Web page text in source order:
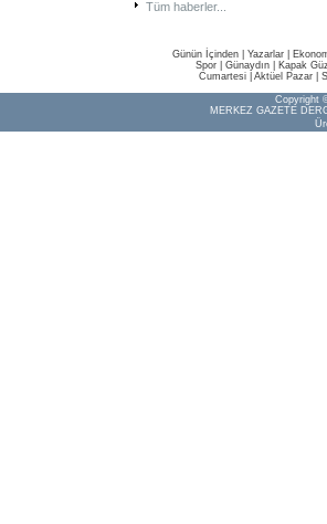
Tüm haberler...
Günün İçinden Yazarlar
Spor
Günaydın Kapak
Cumartesi| Aktüel Pazar|
Copyright
MERKEZ GAZETE